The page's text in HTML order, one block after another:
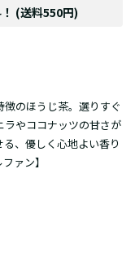
(送料550円)
のほうじ茶。選りすぐ
ラやココナッツの甘さが
、優しく心地よい香り
ァン】